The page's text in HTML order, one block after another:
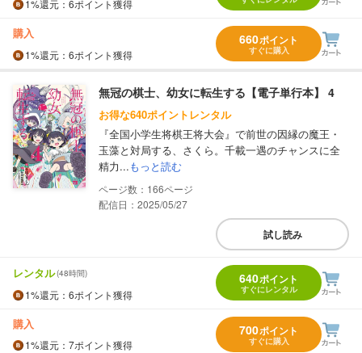
1%還元 ：6ポイント獲得
購入
1%還元 ：6ポイント獲得
660ポイント
すぐに購入
無冠の棋士、幼女に転生する【電子単行本】 4
お得な640ポイントレンタル
『全国小学生将棋王将大会』で前世の因縁の魔王・
玉藻と対局する、さくら。千載一遇のチャンスに全
精力...もっと読む
166
配信日：2025/05/27
試し読み
レンタル(48時間)
1%還元 ：6ポイント獲得
640ポイント
すぐにレンタル
購入
1%還元 ：7ポイント獲得
700ポイント
すぐに購入